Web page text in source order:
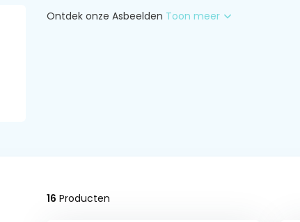
Ontdek onze Asbeelden Toon meer
16 Producten